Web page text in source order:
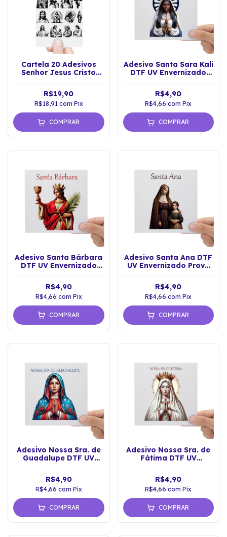
Cartela 20 Adesivos
Senhor Jesus Cristo
R$19,90
R$18,91 com Pix
COMPRAR
Adesivo Santa Sara Kali
DTF UV Envernizado
R$4,90
R$4,66com Pix
COMPRAR
Adesivo Santa Bárbara
DTF UV Envernizado
R$4,90
R$4,66 com Pix
COMPRAR
Adesivo Santa Ana DTF
UV Envernizado Prova
R$4,90
R$4,66com Pix
COMPRAR
Adesivo Nossa Sra. de
Guadalupe DTF UV
R$4,90
R$4,66 com Pix
COMPRAR
Adesivo Nossa Sra. de
Fátima DTF UV
D'água
R$4,90
R$4,66com Pix
COMPRAR